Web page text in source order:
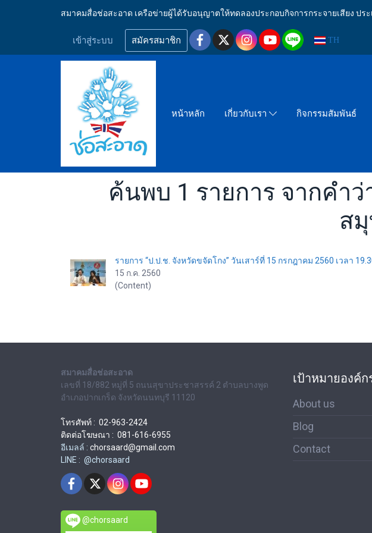
สมาคมสื่อช่อสะอาด เครือข่ายผู้ได้รับอนุญาตให้ทดลองประกอบกิจการกระจายเสียง ป
เข้าสู่ระบบ สมัครสมาชิก TH
หน้าหลัก เกี่ยวกับเรา กิจกรรมสัมพันธ์
ค้นพบ 1 รายการ จากคำ
ส
รายการ “ป.ป.ช. จังหวัดขจัดโกง” วันเสาร์ที่ 15 กรกฎาคม 2560 เวลา
15 ก.ค. 2560
(Content)
สมาคมสื่อช่อสะอาด
เลขที่ 18/882 หมู่ที่ 5 ถนนสุขาประชาสรรค์ 2 ตำบลบางพูด
อำเภอปากเกร็ด จังหวัดนนทบุรี 11120
โทรศัพท์ : 02-963-2424
ติดต่อโฆษณา : 081-616-6955
อีเมลล์ : chorsaard@gmail.com
LINE : @chorsaard
@chorsaard
เป้าหมายองค์ก
About us
Blog
Contact